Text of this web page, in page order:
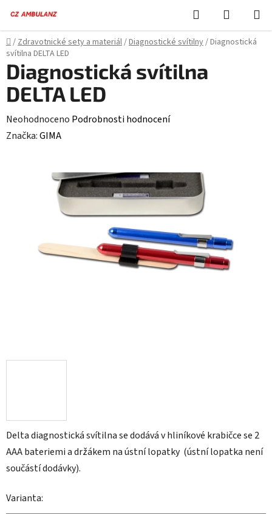
obsah
Hledat
KOŠÍK
Domů
/Zdravotnické sety a materiál/Diagnostické svítilny/Diagnostická
svítilna DELTA LED
Delta diagnostická svítilna se dodává v hliníkové krabičce se 2
AAA bateriemi a držákem na ústní lopatky (ústní lopatka není
součástí dodávky).
Varianta:
Diagnostická svítilna
DELTA LED
Průměrné
hodnocení
Neohodnoceno Podrobnosti hodnocení
Značka:GIMA